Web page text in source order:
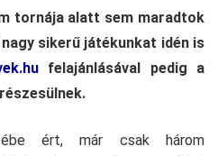
tornája alatt sem maradtok
sikerű játékunkat idén is
felajánlásával pedig a
ért, már csak három